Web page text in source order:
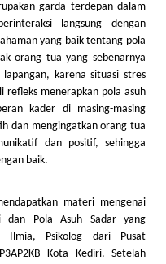
garda terdepan dalam
langsung dengan
yang baik tentang pola
orang tua yang sebenarnya
karena situasi stres
refleks menerapkan pola asuh
kader di masing-masing
dan mengingatkan orang tua
dan positif, sehingga
baik.
materi mengenai
dan Pola Asuh Sadar yang
Ilmia, Psikolog dari Pusat
Kota Kediri. Setelah